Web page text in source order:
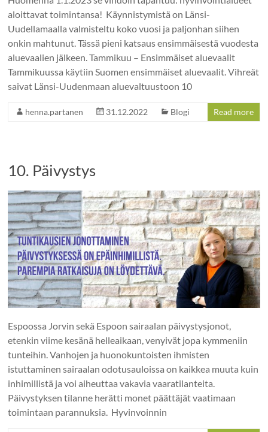
aloittavat toimintansa! Käynnistymistä on Länsi-
Uudellamaalla valmisteltu koko vuosi ja paljonhan siihen
onkin mahtunut. Tässä pieni katsaus ensimmäisestä vuodesta
aluevaalien jälkeen. Tammikuu – Ensimmäiset aluevaalit
Tammikuussa käytiin Suomen ensimmäiset aluevaalit. Vihreät
saivat Länsi-Uudenmaan aluevaltuustoon 10
henna.partanen 31.12.2022 Blogi Read more
10. Päivystys
Espoossa Jorvin sekä Espoon sairaalan päivystysjonot,
etenkin viime kesänä helleaikaan, venyivät jopa kymmeniin
tunteihin. Vanhojen ja huonokuntoisten ihmisten
istuttaminen sairaalan odotusauloissa on kaikkea muuta kuin
inhimillistä ja voi aiheuttaa vakavia vaaratilanteita.
Päivystyksen tilanne herätti monet päättäjät vaatimaan
toimintaan parannuksia. Hyvinvoinnin